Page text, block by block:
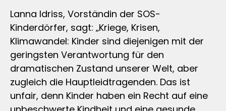
Lanna Idriss, Vorständin der SOS-
Kinderdörfer, sagt: „Kriege, Krisen,
Klimawandel: Kinder sind diejenigen mit der
geringsten Verantwortung für den
dramatischen Zustand unserer Welt, aber
zugleich die Hauptleidtragenden. Das ist
unfair, denn Kinder haben ein Recht auf eine